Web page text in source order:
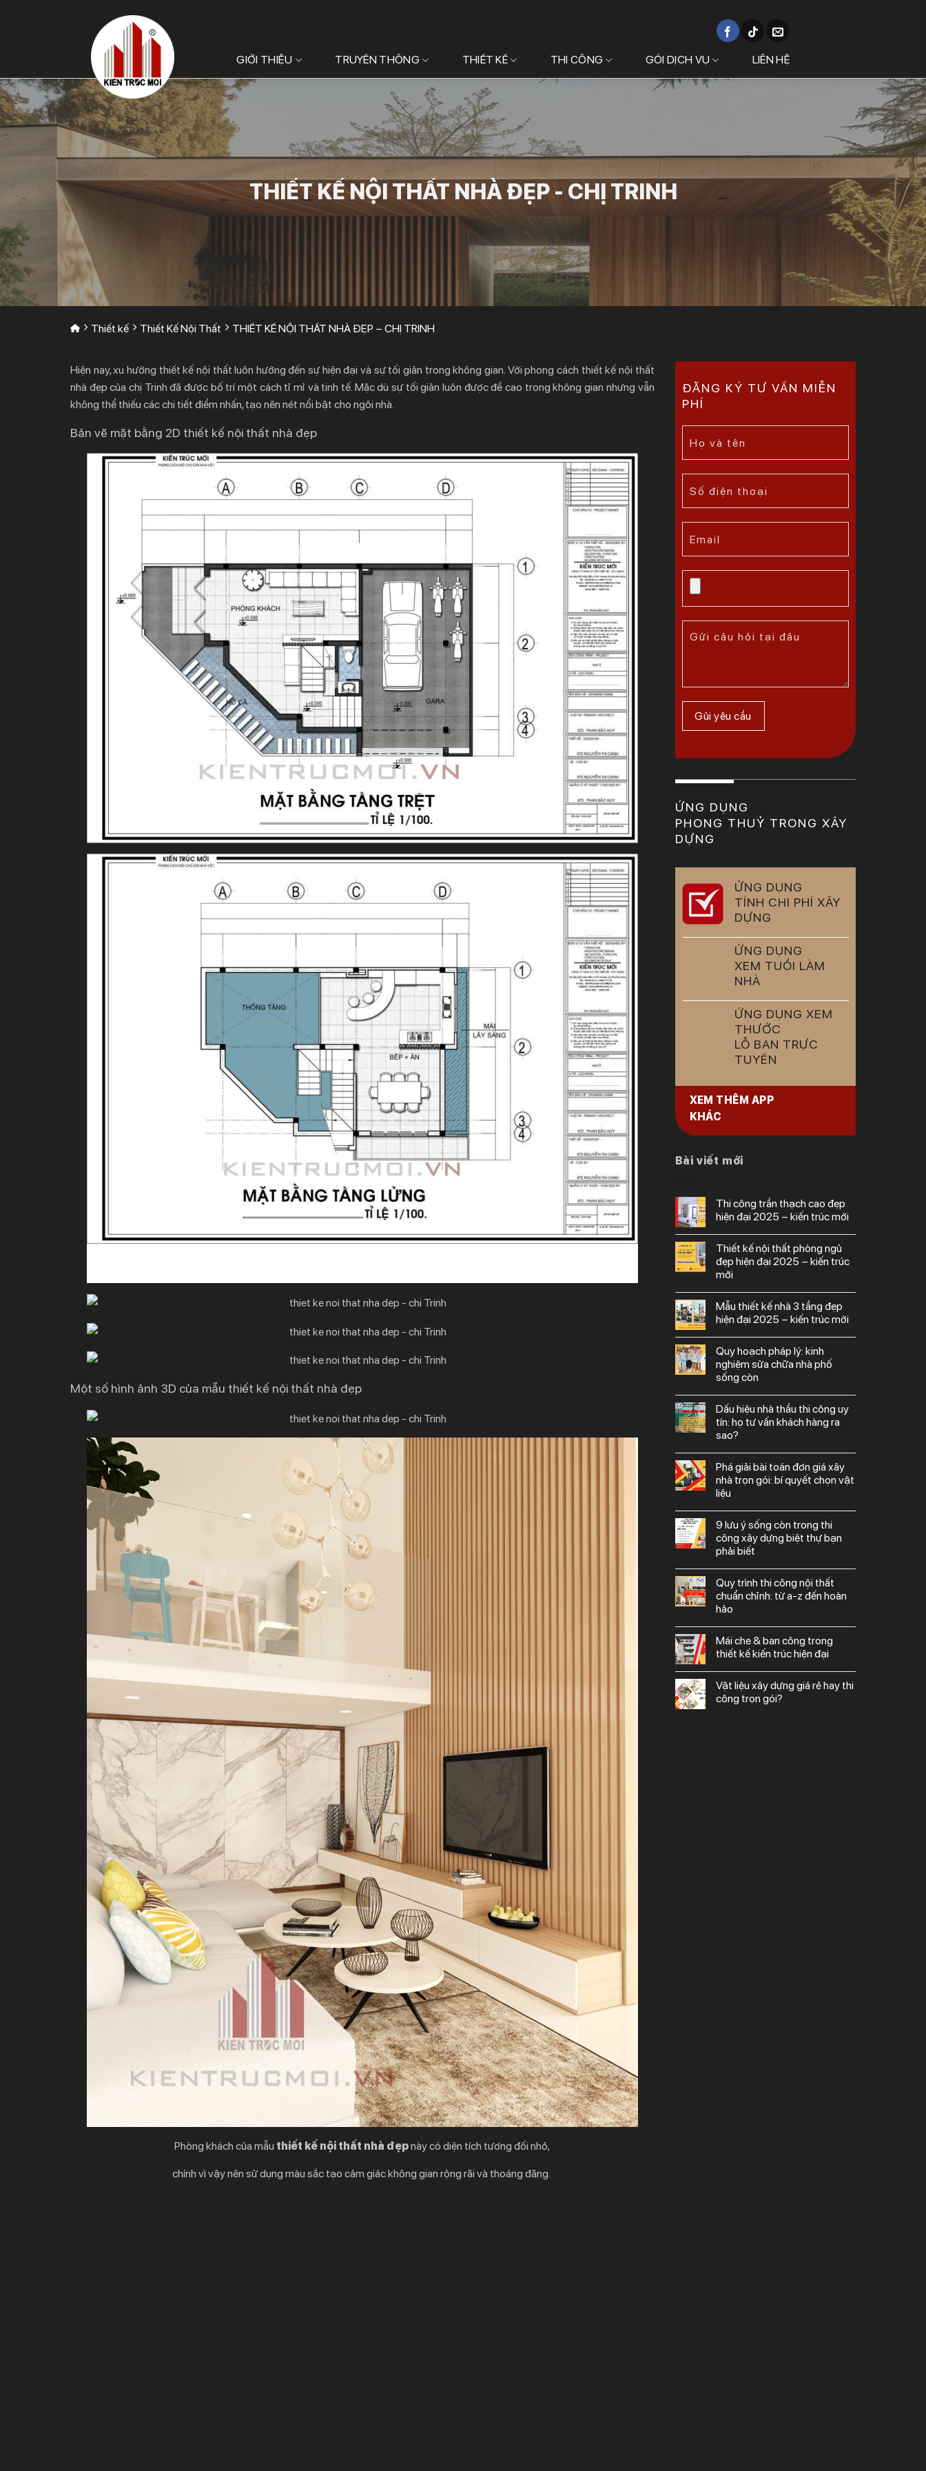
GIỚI THIỆU TRUYỀN THÔNG THIẾT KẾ THI CÔNG GÓI DỊCH VỤ LIÊN HỆ
THIẾT KẾ NỘI THẤT NHÀ ĐẸP - CHỊ TRINH
Thiết kế Thiết Kế Nội Thất THIẾT KẾ NỘI THẤT NHÀ ĐẸP – CHỊ TRINH
Hiện nay, xu hướng thiết kế nội thất luôn hướng đến sự hiện đại và sự tối giản trong không gian. Với phong cách thiết kế nội thất
nhà đẹp của chị Trinh đã được bố trí một cách tỉ mỉ và tinh tế. Mặc dù sự tối giản luôn được đề cao trong không gian nhưng vẫn
không thể thiếu các chi tiết điểm nhấn, tạo nên nét nổi bật cho ngôi nhà.
Bản vẽ mặt bằng 2D thiết kế nội thất nhà đẹp
Một số hình ảnh 3D của mẫu thiết kế nội thất nhà đẹp
Phòng khách của mẫu thiết kế nội thất nhà đẹpnày có diện tích tương đối nhỏ,
chính vì vậy nên sử dụng màu sắc tạo cảm giác không gian rộng rãi và thoáng đãng.
ĐĂNG KÝ TƯ VẤN MIỄN
PHÍ
ỨNG DỤNG
PHONG THUỶ TRONG XÂY
DỰNG
ỨNG DỤNG
TÍNH CHI PHÍ XÂY
DỰNG
ỨNG DỤNG
XEM TUỔI LÀM
NHÀ
ỨNG DỤNG XEM
THƯỚC
LỖ BAN TRỰC
TUYẾN
XEM THÊM APP
KHÁC
Bài viết mới
thi công trần thạch cao đẹp
hiện đại 2025 – kiến trúc mới
thiết kế nội thất phòng ngủ
đẹp hiện đại 2025 – kiến trúc
mới
mẫu thiết kế nhà 3 tầng đẹp
hiện đại 2025 – kiến trúc mới
quy hoạch pháp lý: kinh
nghiệm sửa chữa nhà phố
sống còn
dấu hiệu nhà thầu thi công uy
tín: họ tư vấn khách hàng ra
sao?
phá giải bài toán đơn giá xây
nhà trọn gói: bí quyết chọn vật
liệu
9 lưu ý sống còn trong thi
công xây dựng biệt thự bạn
phải biết
quy trình thi công nội thất
chuẩn chỉnh: từ a-z đến hoàn
hảo
mái che & ban công trong
thiết kế kiến trúc hiện đại
vật liệu xây dựng giá rẻ hay thi
công trọn gói?